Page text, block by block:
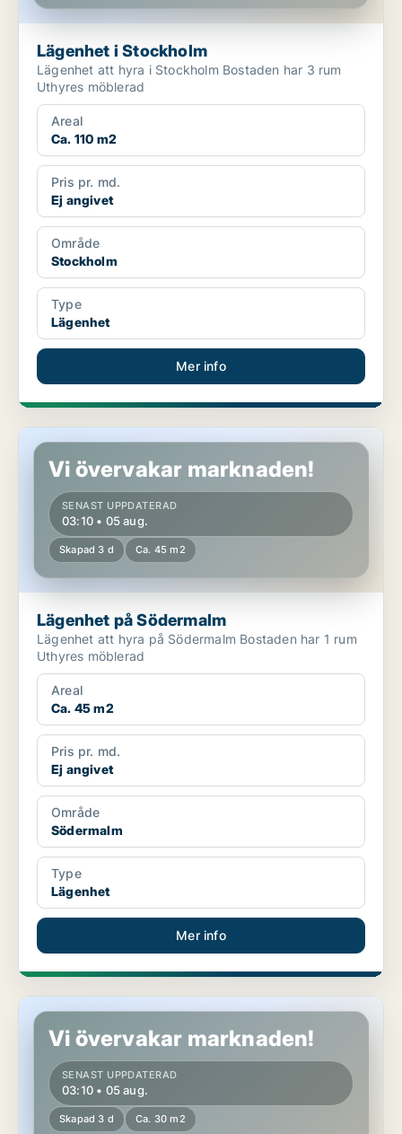
Lägenhet i Stockholm
Lägenhet att hyra i Stockholm Bostaden har 3 rum
Uthyres möblerad
Areal
Ca. 110 m2
Pris pr. md.
Ej angivet
Område
Stockholm
Type
Lägenhet
Mer info
Lägenhet på Södermalm
Vi övervakar marknaden!
SENAST UPPDATERAD
03:10 • 05 aug.
Skapad 3 d Ca. 45 m2
Lägenhet på Södermalm
Lägenhet att hyra på Södermalm Bostaden har 1 rum
Uthyres möblerad
Areal
Ca. 45 m2
Pris pr. md.
Ej angivet
Område
Södermalm
Type
Lägenhet
Mer info
Lägenhet på Södermalm
Vi övervakar marknaden!
SENAST UPPDATERAD
03:10 • 05 aug.
Skapad 3 d Ca. 30 m2